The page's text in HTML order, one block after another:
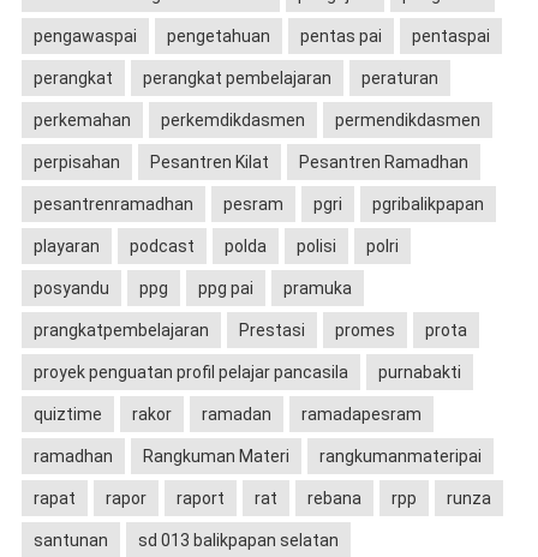
pengawaspai pengetahuan pentas pai pentaspai
perangkat perangkat pembelajaran peraturan
perkemahan perkemdikdasmen permendikdasmen
perpisahan Pesantren Kilat Pesantren Ramadhan
pesantrenramadhan pesram pgri pgribalikpapan
playaran podcast polda polisi polri
posyandu ppg ppg pai pramuka
prangkatpembelajaran Prestasi promes prota
proyek penguatan profil pelajar pancasila purnabakti
quiztime rakor ramadan ramadapesram
ramadhan Rangkuman Materi rangkumanmateripai
rapat rapor raport rat rebana rpp runza
santunan sd 013 balikpapan selatan